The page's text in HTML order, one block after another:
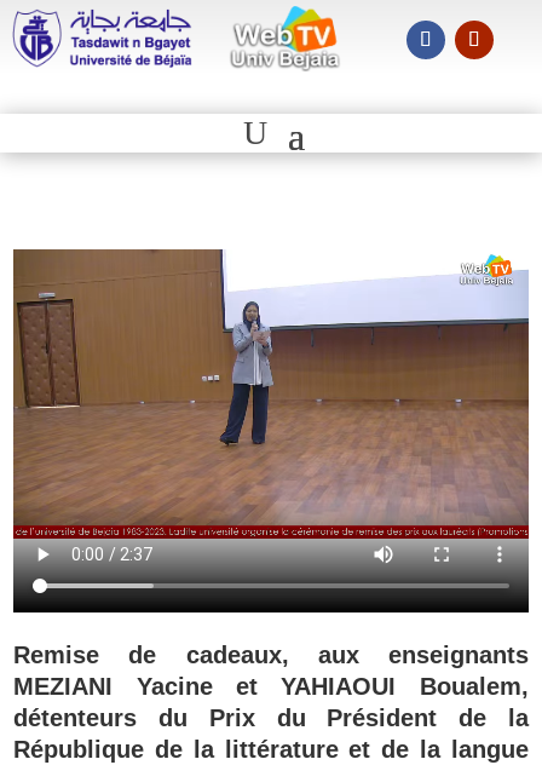
Remise de cadeaux, aux enseignants
MEZIANI Yacine et YAHIAOUI Boualem,
détenteurs du Prix du Président de la
République de la littérature et de la langue